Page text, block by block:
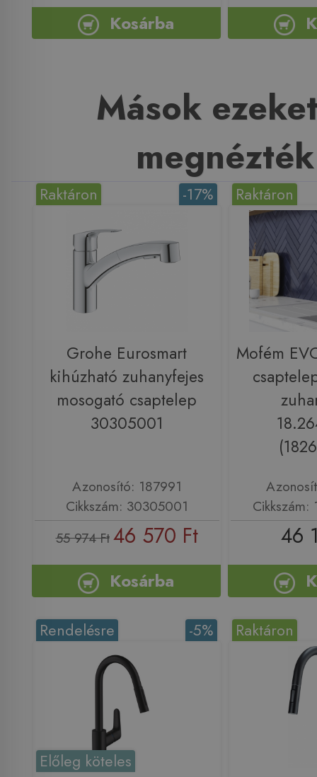
Kosárba
Mások
megnézték
-17%
Raktáron
Grohe Eurosmart
kihúzható zuhanyfejes
mosogató csaptelep
30305001
Azonosító: 187991
Cikkszám: 30305001
55 974 Ft 46 570 Ft
Kosárba
Raktáron
Mofém
46
-5%
Rendelésre
Előleg köteles
Raktáron